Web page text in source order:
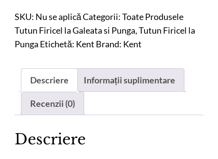
la
Punga
Kent
500
SKU: Nu se aplicăCategorii:Toate Produsele
Tutun Firicel la Galeata si Punga,Tutun Firicel la
Punga Etichetă: Kent Brand: Kent
Descriere Informații suplimentare
Recenzii (0)
Descriere